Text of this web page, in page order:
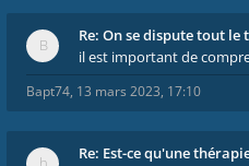
Re: On se dispute tout le
il est important de
Bapt74, 13 mars 2023, 17:10
Re: Est-ce qu'une